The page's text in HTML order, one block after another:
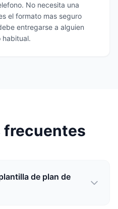
No necesita una
el formato mas seguro
entregarse a alguien
habitual.
frecuentes
de plan de